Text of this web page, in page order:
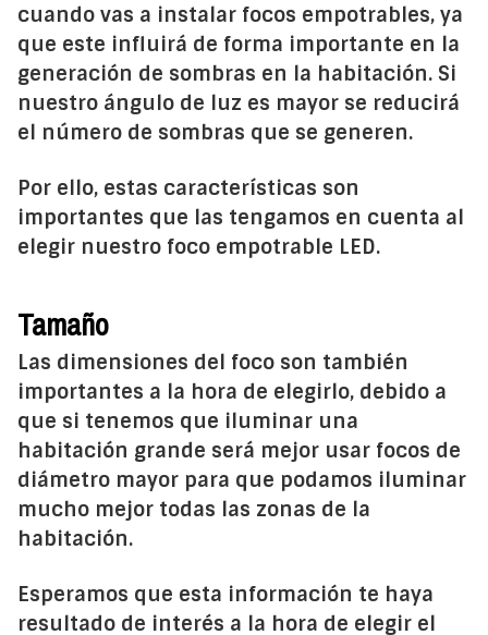
cuando vas a instalar focos empotrables, ya
que este influirá de forma importante en la
generación de sombras en la habitación. Si
nuestro ángulo de luz es mayor se reducirá
el número de sombras que se generen.
Por ello, estas características son
importantes que las tengamos en cuenta al
elegir nuestro foco empotrable LED.
Tamaño
Las dimensiones del foco son también
importantes a la hora de elegirlo, debido a
que si tenemos que iluminar una
habitación grande será mejor usar focos de
diámetro mayor para que podamos iluminar
mucho mejor todas las zonas de la
habitación.
Esperamos que esta información te haya
resultado de interés a la hora de elegir el